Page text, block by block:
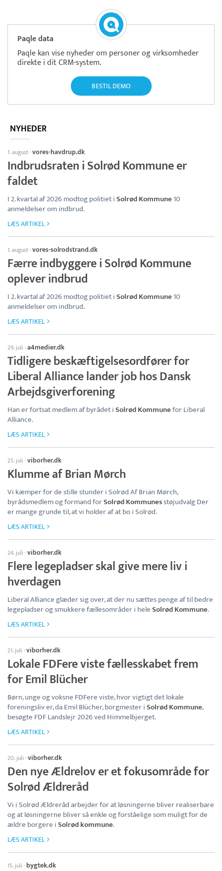
Paqle data
Paqle kan vise nyheder om personer og virksomheder
direkte i dit CRM-system.
BESTIL DEMO
NYHEDER
1. august·vores-havdrup.dk
Indbrudsraten i Solrød Kommune er
faldet
I 2. kvartal af 2026 modtog politiet iSolrød Kommune10
anmeldelser om indbrud.
LÆS ARTIKEL
1. august·vores-solrodstrand.dk
Færre indbyggere i Solrød Kommune
oplever indbrud
I 2. kvartal af 2026 modtog politiet iSolrød Kommune10
anmeldelser om indbrud.
LÆS ARTIKEL
29. juli ·a4medier.dk
Tidligere beskæftigelsesordfører for
Liberal Alliance lander job hos Dansk
Arbejdsgiverforening
Han er fortsat medlem af byrådet iSolrød Kommunefor Liberal
Alliance.
LÆS ARTIKEL
25. juli ·viborher.dk
Klumme af Brian Mørch
Vi kæmper for de stille stunder i Solrød Af Brian Mørch,
byrådsmedlem og formand forSolrød Kommunesstøjudvalg Der
er mange grunde til, at vi holder af at bo i Solrød.
LÆS ARTIKEL
24. juli ·viborher.dk
Flere legepladser skal give mere liv i
hverdagen
Liberal Alliance glæder sig over, at der nu sættes penge af til bedre
legepladser og smukkere fællesområder i heleSolrød Kommune.
LÆS ARTIKEL
21. juli ·viborher.dk
Lokale FDFere viste fællesskabet frem
for Emil Blücher
Børn, unge og voksne FDFere viste, hvor vigtigt det lokale
foreningsliv er, da Emil Blücher, borgmester iSolrød Kommune,
besøgte FDF Landslejr 2026 ved Himmelbjerget.
LÆS ARTIKEL
20. juli ·viborher.dk
Den nye Ældrelov er et fokusområde for
Solrød Ældreråd
Vi i Solrød Ældreråd arbejder for at løsningerne bliver realiserbare
og at løsningerne bliver så enkle og forståelige som muligt for de
ældre borgere iSolrød kommune.
LÆS ARTIKEL
15. juli · bygtek.dk